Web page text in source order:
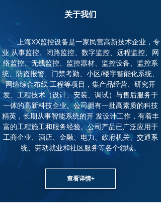
关于我们
上海XX监控设备是一家民营高新技术企业，专
业 从事监控、闭路监控、数字监控、远程监控、网
络监控、无线监控、监控器材、监控设备、监控系
统、防盗报警、门禁考勤、小区/楼宇智能化系统、
网络综合布线 工程等项目，集产品经营、研究开
发、工程技术（设计、安装、调试）与售后服务于
一体的高新科技企业。公司拥有一批高素质的科技
精英，长期从事智能系统的开 发设计工作，有着丰
富的工程施工和服务经验。公司产品已广泛应用于
工商企业、酒店、金融、电力、政府机关、交通系
统、劳动就业和社区服务等各个领域。
查看详情+